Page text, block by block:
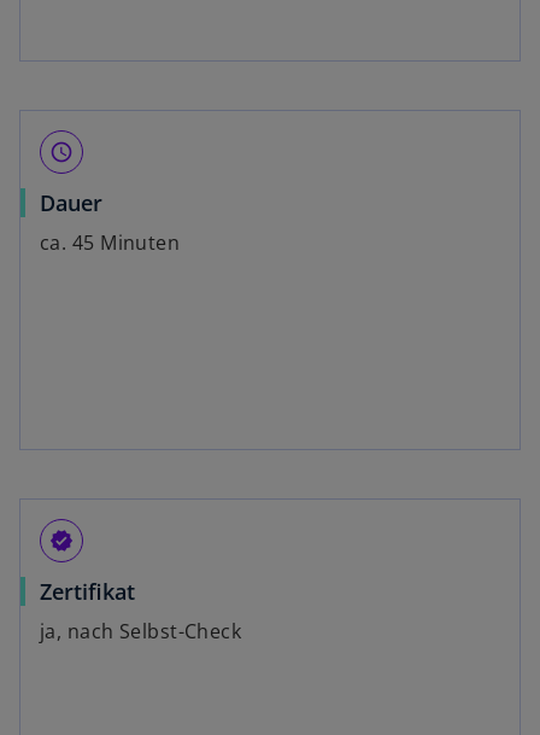
query_builder
Dauer
ca. 45 Minuten
verified
Zertifikat
ja, nach Selbst-Check